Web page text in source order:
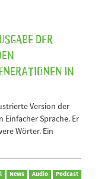
der
in
Version der
Einfacher Sprache. Er
Wörter. Ein
News Audio Podcast